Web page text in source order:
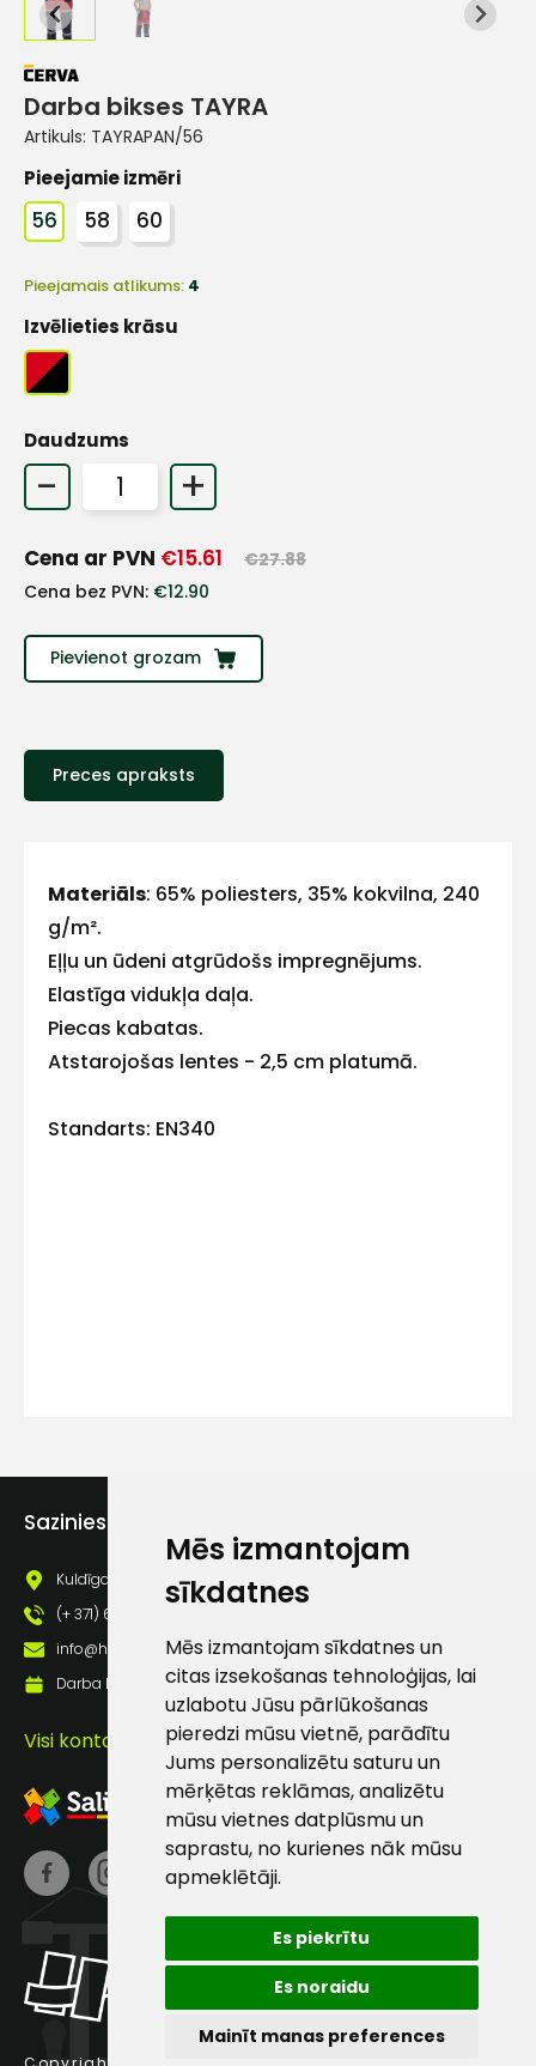
Mēs izmantojam
sīkdatnes
Mēs izmantojam sīkdatnes un
citas izsekošanas tehnoloģijas, lai
uzlabotu Jūsu pārlūkošanas
pieredzi mūsu vietnē, parādītu
Jums personalizētu saturu un
mērķētas reklāmas, analizētu
mūsu vietnes datplūsmu un
saprastu, no kurienes nāk mūsu
apmeklētāji.
Es piekrītu
Es noraidu
Mainīt manas preferences
Darba bikses TAYRA
Artikuls: TAYRAPAN/56
Pieejamie izmēri
56 58 60
Pieejamais atlikums: 4
Izvēlieties krāsu
Daudzums
- +
Cena ar PVN €15.61 €27.88
Cena bez PVN: €12.90
Pievienot grozam
Preces apraksts
Materiāls: 65% poliesters, 35% kokvilna, 240
g/m².
Eļļu un ūdeni atgrūdošs impregnējums.
Elastīga vidukļa daļa.
Piecas kabatas.
Atstarojošas lentes - 2,5 cm platumā.
Standarts: EN340
Sazinies ar mums
Kuldīgas iela 69a, Saldus, Saldus nov., LV - 3801
(+ 371) 63 881 186
info@hards.lv
Darba laiks: Darbadienās: 8:00 - 17:00
Visi kontakti
Sazinies
E-pasts
pastā
Sūtīt ziņojumu
Klientu
atbalsts
Darbdienās:
8:00 – 17:00
186
info@hards.lv
+